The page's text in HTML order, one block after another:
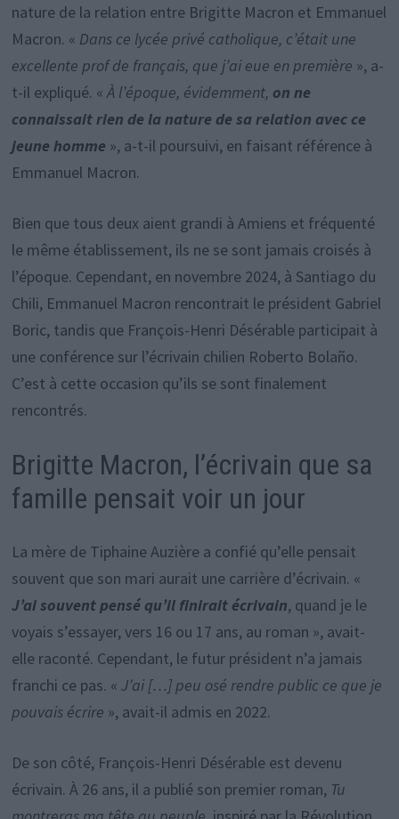
nature de la relation entre Brigitte Macron et Emmanuel
Macron. « Dans ce lycée privé catholique, c’était une
excellente prof de français, que j’ai eue en première », a-
t-il expliqué. «À l’époque, évidemment, on ne
connaissait rien de la nature de sa relation avec ce
jeune homme », a-t-il poursuivi, en faisant référence à
Emmanuel Macron.
Bien que tous deux aient grandi à Amiens et fréquenté
le même établissement, ils ne se sont jamais croisés à
l’époque. Cependant, en novembre 2024, à Santiago du
Chili, Emmanuel Macron rencontrait le président Gabriel
Boric, tandis que François-Henri Désérable participait à
une conférence sur l’écrivain chilien Roberto Bolaño.
C’est à cette occasion qu’ils se sont finalement
rencontrés.
Brigitte Macron, l’écrivain que sa
famille pensait voir un jour
La mère de Tiphaine Auzière a confié qu’elle pensait
souvent que son mari aurait une carrière d’écrivain. «
J’ai souvent pensé qu’il finirait écrivain, quand je le
voyais s’essayer, vers 16 ou 17 ans, au roman », avait-
elle raconté. Cependant, le futur président n’a jamais
franchi ce pas. « J’ai […] peu osé rendre public ce que je
pouvais écrire », avait-il admis en 2022.
De son côté, François-Henri Désérable est devenu
écrivain. À 26 ans, il a publié son premier roman, Tu